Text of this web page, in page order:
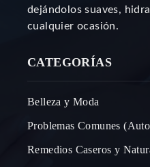
dejándolos suaves,
cualquier ocasión.
CATEGORÍAS
Belleza y Moda
Problemas Comunes
Remedios Caseros y